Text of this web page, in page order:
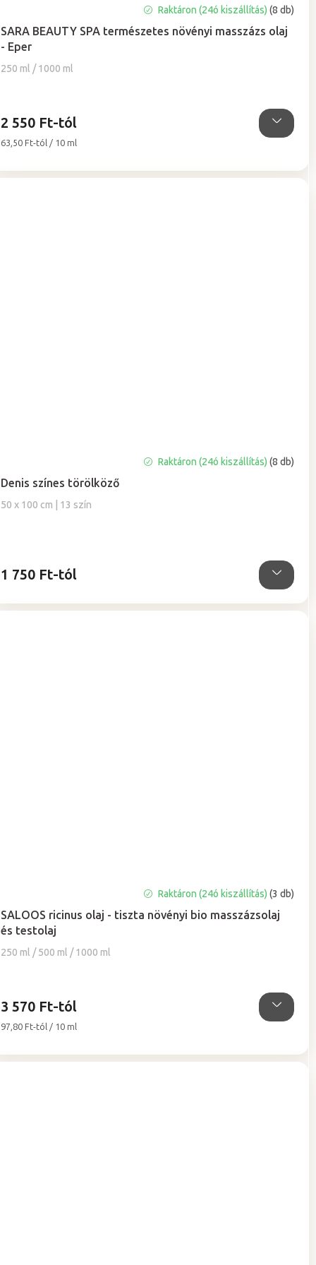
SARA BEAUTY SPA természetes növényi masszázs olaj
- Eper
250 ml / 1000 ml
átlagos
értékelése
5-
Raktáron (24ó kiszállítás)(8 db)
2 550 Ft-tól
Egységár:
63,50 Ft-tól / 10 ml
Denis színes törölköző
50 x 100 cm | 13 szín
termék
átlagos
értékelése
Raktáron (24ó kiszállítás)(8 db)
1 750 Ft-tól
SALOOS ricinus olaj - tiszta növényi bio masszázsolaj
és testolaj
250 ml / 500 ml / 1000 ml
átlagos
értékelése
5-
Raktáron (24ó kiszállítás)(3 db)
3 570 Ft-tól
Egységár:
97,80 Ft-tól / 10 ml